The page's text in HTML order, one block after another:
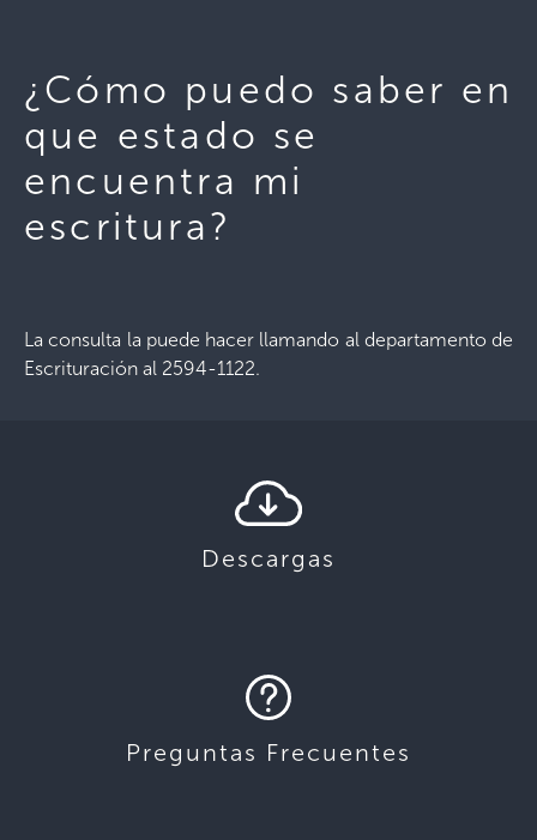
¿Cómo puedo saber en
que estado se
encuentra mi
escritura?
La consulta la puede hacer llamando al departamento de
Escrituración al 2594-1122.
Descargas
Preguntas Frecuentes